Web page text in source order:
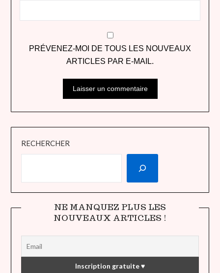
PRÉVENEZ-MOI DE TOUS LES NOUVEAUX
ARTICLES PAR E-MAIL.
RECHERCHER
NE MANQUEZ PLUS LES
NOUVEAUX ARTICLES !